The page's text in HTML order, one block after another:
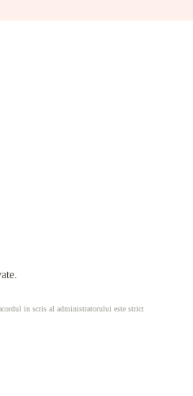
in scris al administratorului este strict